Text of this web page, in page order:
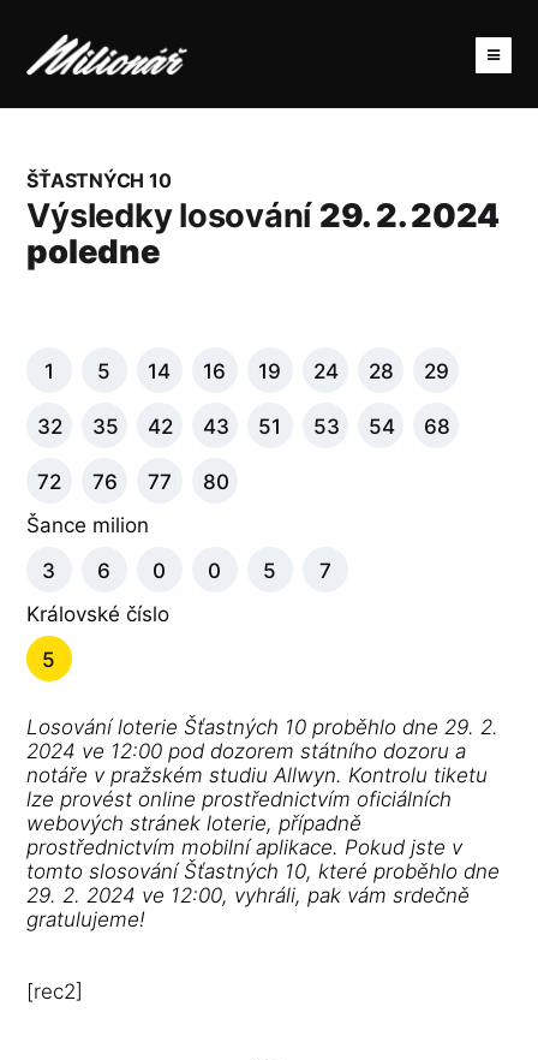
ŠŤASTNÝCH 10
Výsledky losování 29. 2. 2024
poledne
1 5 14 16 19 24 28 29
32 35 42 43 51 53 54 68
72 76 77
80
Šance milion
3
6 0 0 5
7
Královské číslo
5
Losování loterie Šťastných 10 proběhlo dne 29. 2.
2024 ve 12:00 pod dozorem státního dozoru a
notáře v pražském studiu Allwyn. Kontrolu tiketu
lze provést online prostřednictvím oficiálních
webových stránek loterie, případně
prostřednictvím mobilní aplikace. Pokud jste v
tomto slosování Šťastných 10, které proběhlo dne
29. 2. 2024 ve 12:00, vyhráli, pak vám srdečně
gratulujeme!
[rec2]